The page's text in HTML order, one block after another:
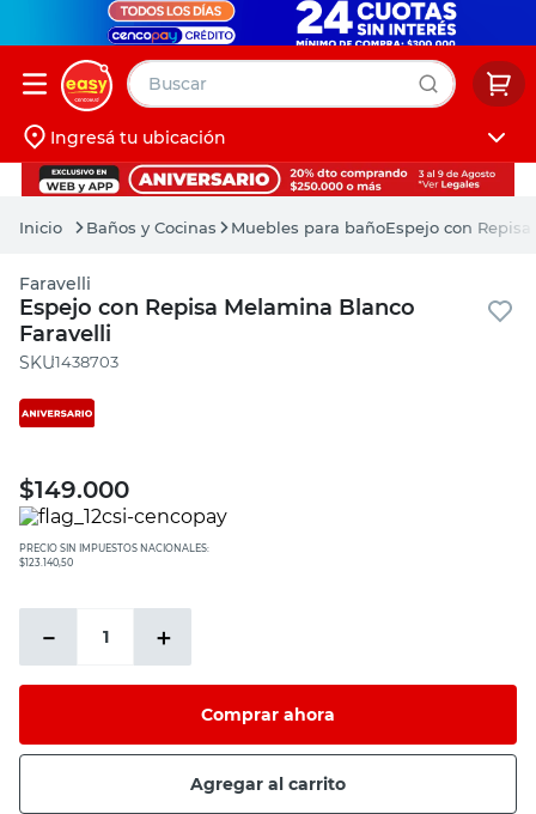
Buscar
Iniciá sesión
Ingresá tu ubicación
Baños y Cocinas Muebles para bañoEspejo con
Faravelli
Espejo con Repisa Melamina Blanco
Faravelli
:1438703
$149.000
PRECIO SIN IMPUESTOS NACIONALES:
$123.140,50
＋
－
Comprar ahora
Agregar al carrito
muebles
pintura
escritorio
puertas
placard